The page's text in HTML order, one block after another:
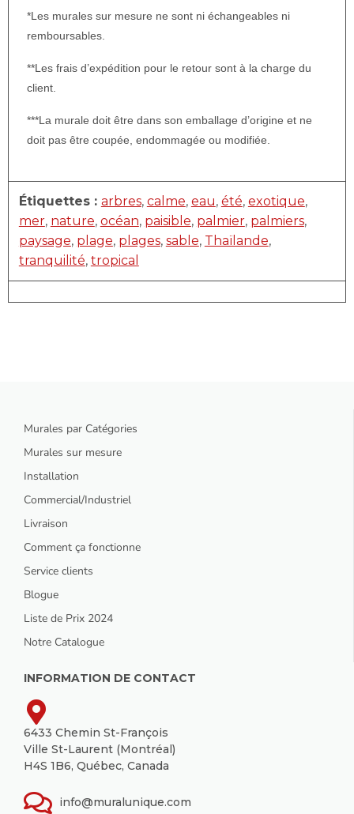
*Les murales sur mesure ne sont ni échangeables ni
remboursables.
**Les frais d’expédition pour le retour sont à la charge du
client.
***La murale doit être dans son emballage d’origine et ne
doit pas être coupée, endommagée ou modifiée.
Étiquettes : arbres, calme, eau, été, exotique,
mer, nature, océan, paisible, palmier, palmiers,
paysage, plage, plages, sable, Thaïlande,
tranquilité, tropical
Murales par Catégories
Murales sur mesure
Installation
Commercial/Industriel
Livraison
Comment ça fonctionne
Service clients
Blogue
Liste de Prix 2024
Notre Catalogue
INFORMATION DE CONTACT
6433 Chemin St-François
Ville St-Laurent (Montréal)
H4S 1B6, Québec, Canada
info@muralunique.com